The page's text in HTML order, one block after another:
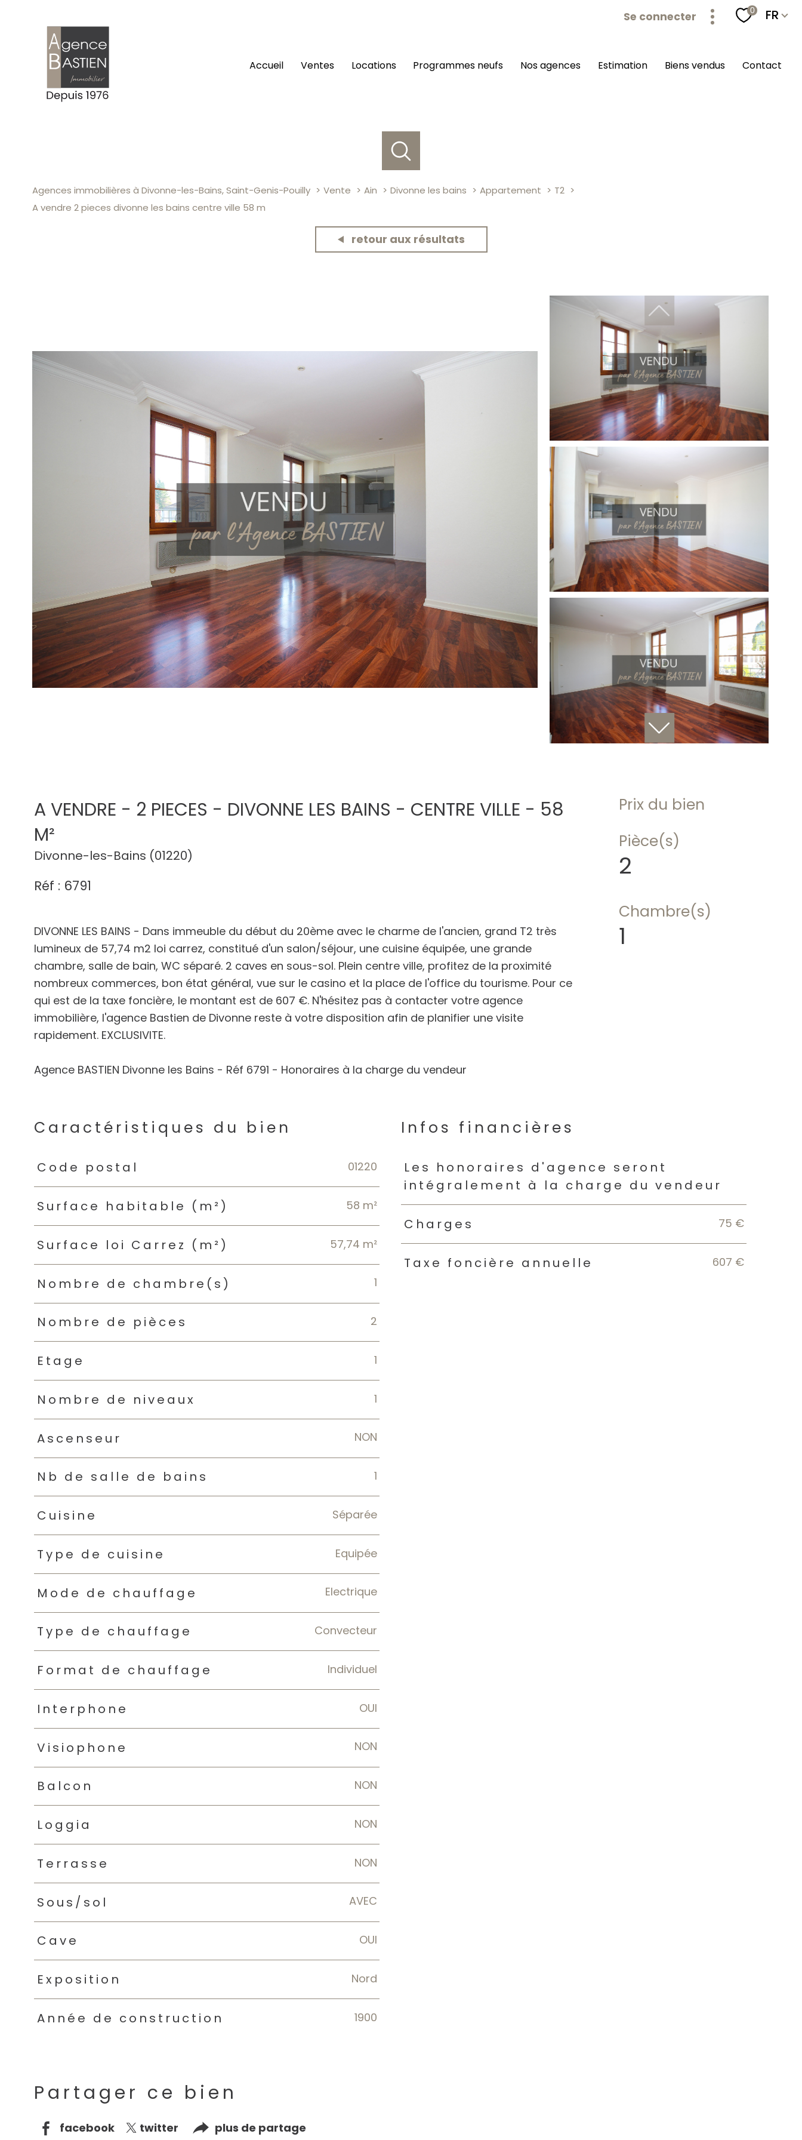
Se connecter 0 Langue
FR
accueil ventes locations programmes neufs nos agences estimation biens vendus contact
Agences immobilières à Divonne-les-Bains, Saint-Genis-Pouilly Vente Ain Divonne les bains Appartement
T2
A vendre 2 pieces divonne les bains centre ville 58 m
retour aux résultats
A VENDRE - 2 PIECES - DIVONNE LES BAINS - CENTRE VILLE - 58
M²
Divonne-les-Bains (01220)
Réf : 6791
DIVONNE LES BAINS - Dans immeuble du début du 20ème avec le charme de l'ancien, grand T2 très
lumineux de 57,74 m2 loi carrez, constitué d'un salon/séjour, une cuisine équipée, une grande
chambre, salle de bain, WC séparé. 2 caves en sous-sol. Plein centre ville, profitez de la proximité
nombreux commerces, bon état général, vue sur le casino et la place de l'office du tourisme. Pour ce
qui est de la taxe foncière, le montant est de 607 €. N'hésitez pas à contacter votre agence
immobilière, l'agence Bastien de Divonne reste à votre disposition afin de planifier une visite
rapidement. EXCLUSIVITE.
Agence BASTIEN Divonne les Bains - Réf 6791 - Honoraires à la charge du vendeur
Prix du bien
Pièce(s)
2
Chambre(s)
1
Caractéristiques du bien
Caractéristiques Valeurs
Code postal 01220
Surface habitable (m²) 58 m²
Surface loi Carrez (m²) 57,74 m²
Nombre de chambre(s) 1
Nombre de pièces 2
Etage 1
Nombre de niveaux 1
Ascenseur NON
Nb de salle de bains 1
Cuisine Séparée
Type de cuisine Equipée
Mode de chauffage Electrique
Type de chauffage Convecteur
Format de chauffage Individuel
Interphone OUI
Visiophone NON
Balcon NON
Loggia NON
Terrasse NON
Sous/sol AVEC
Cave OUI
Exposition Nord
Année de construction 1900
Infos financières
Caractéristiques Valeurs
Les honoraires d'agence seront
intégralement à la charge du vendeur
Charges 75 €
Taxe foncière annuelle 607 €
Partager ce bien
facebook twitter plus de partage